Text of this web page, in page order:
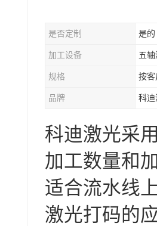
是否定制 是的
加工设备 五
规格 按客
品牌 科迪
科迪激光采
加工数量和
适合流水线
激光打码的